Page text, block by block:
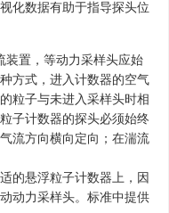
化数据有助于指导探头位
装置，等动力采样头应始
方式，进入计数器的空气
粒子与未进入采样头时相
子计数器的探头必须始终
流方向横向定向；在湍流
的悬浮粒子计数器上，因
动力采样头。标准中提供